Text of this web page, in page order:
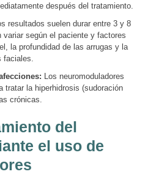
después del tratamiento.
resultados suelen durar entre 3 y 8
variar según el paciente y factores
la profundidad de las arrugas y la
faciales.
Los neuromoduladores
tratar la hiperhidrosis (sudoración
crónicas.
del
el uso de